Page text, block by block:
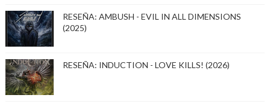
RESEÑA: AMBUSH - EVIL IN ALL DIMENSIONS
(2025)
RESEÑA: INDUCTION - LOVE KILLS! (2026)